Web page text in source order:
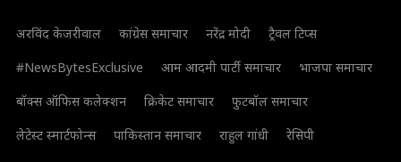
अरविंद केजरीवाल कांग्रेस समाचार नरेंद्र मोदी
ट्रैवल टिप्स
#NewsBytesExclusive
आम आदमी पार्टी समाचार
भाजपा समाचार
बॉक्स ऑफिस कलेक्शन
क्रिकेट समाचार
फुटबॉल समाचार
लेटेस्ट स्मार्टफोन्स
पाकिस्तान समाचार राहुल गांधी
रेसिपी